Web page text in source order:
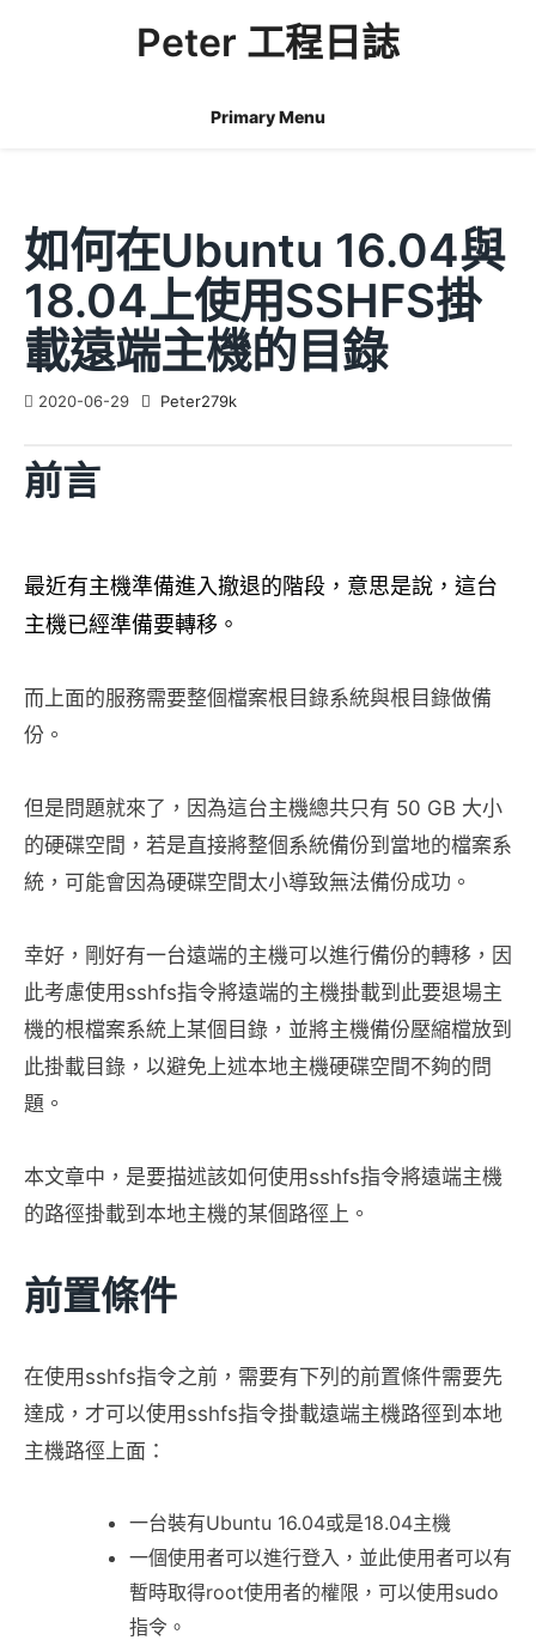
Peter 工程日誌
Primary Menu
如何在Ubuntu 16.04與
18.04上使用SSHFS掛
載遠端主機的目錄
2020-06-29 Peter279k
前言
最近有主機準備進入撤退的階段，意思是說，這台
主機已經準備要轉移。
而上面的服務需要整個檔案根目錄系統與根目錄做備
份。
但是問題就來了，因為這台主機總共只有 50 GB 大小
的硬碟空間，若是直接將整個系統備份到當地的檔案系
統，可能會因為硬碟空間太小導致無法備份成功。
幸好，剛好有一台遠端的主機可以進行備份的轉移，因
此考慮使用sshfs指令將遠端的主機掛載到此要退場主
機的根檔案系統上某個目錄，並將主機備份壓縮檔放到
此掛載目錄，以避免上述本地主機硬碟空間不夠的問
題。
本文章中，是要描述該如何使用sshfs指令將遠端主機
的路徑掛載到本地主機的某個路徑上。
前置條件
在使用sshfs指令之前，需要有下列的前置條件需要先
達成，才可以使用sshfs指令掛載遠端主機路徑到本地
主機路徑上面：
一台裝有Ubuntu 16.04或是18.04主機
一個使用者可以進行登入，並此使用者可以有
暫時取得root使用者的權限，可以使用sudo
指令。